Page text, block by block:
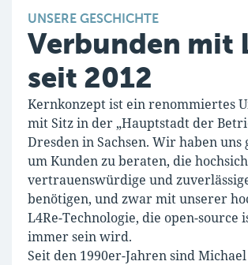
UNSERE GESCHICHTE
Verbunden mit
seit 2012
Kernkonzept ist ein renommiertes
mit Sitz in der „Hauptstadt der
Dresden in Sachsen. Wir haben uns
um Kunden zu beraten, die
vertrauenswürdige und
benötigen, und zwar mit unserer
L4Re-Technologie, die open-source
immer sein wird.
Seit den 1990er-Jahren sind